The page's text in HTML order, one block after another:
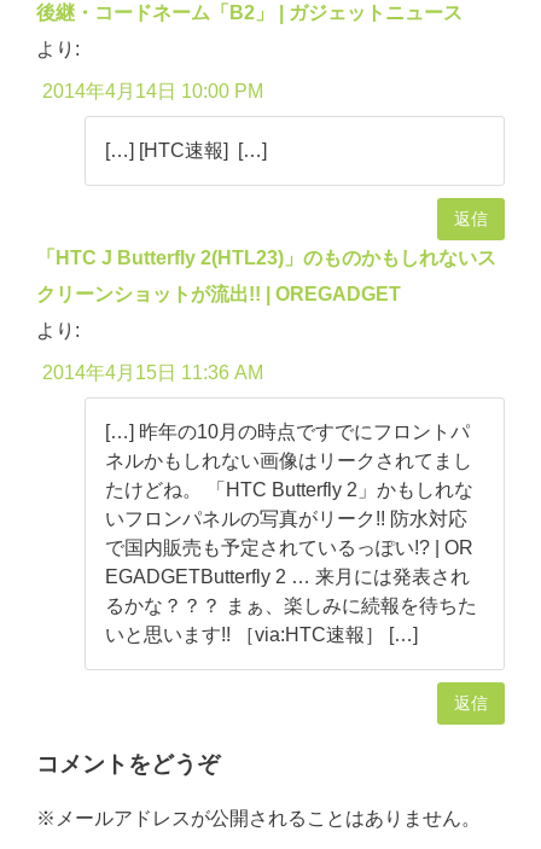
後継・コードネーム「B2」 | ガジェットニュース
より:
2014年4月14日 10:00 PM
[…] [HTC速報] […]
返信
「HTC J Butterfly 2(HTL23)」のものかもしれないス
クリーンショットが流出!! | OREGADGET
より:
2014年4月15日 11:36 AM
[…] 昨年の10月の時点ですでにフロントパ
ネルかもしれない画像はリークされてまし
たけどね。 「HTC Butterfly 2」かもしれな
いフロンパネルの写真がリーク!! 防水対応
で国内販売も予定されているっぽい!? | OR
EGADGETButterfly 2 … 来月には発表され
るかな？？？ まぁ、楽しみに続報を待ちた
いと思います!! ［via:HTC速報］ […]
返信
コメントをどうぞ
※メールアドレスが公開されることはありません。